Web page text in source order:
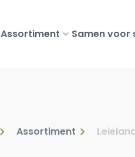
Assortiment Samen voor
Assortiment